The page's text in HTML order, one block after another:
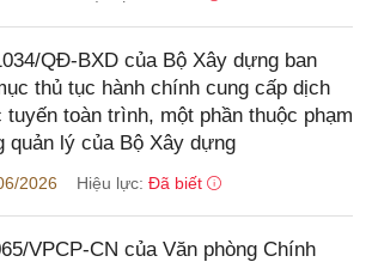
QĐ-BXD của Bộ Xây dựng ban
thủ tục hành chính cung cấp dịch
toàn trình, một phần thuộc phạm
quản lý của Bộ Xây dựng
2026 Hiệu lực: Đã biết
VPCP-CN của Văn phòng Chính